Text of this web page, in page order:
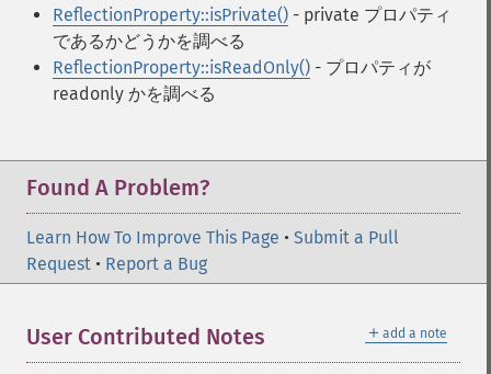
ReflectionProperty::isPrivate() - private プロパティ
であるかどうかを調べる
ReflectionProperty::isReadOnly() - プロパティが
readonly かを調べる
Found A Problem?
Learn How To Improve This Page • Submit a Pull
Request • Report a Bug
＋ add a note
User Contributed Notes